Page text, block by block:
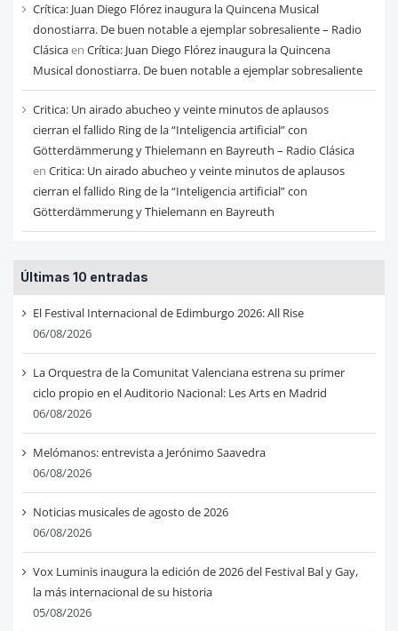
Crítica: Juan Diego Flórez inaugura la Quincena Musical
donostiarra. De buen notable a ejemplar sobresaliente – Radio
Clásicaen Crítica: Juan Diego Flórez inaugura la Quincena
Musical donostiarra. De buen notable a ejemplar sobresaliente
Critica: Un airado abucheo y veinte minutos de aplausos
cierran el fallido Ring de la “Inteligencia artificial” con
Götterdämmerung y Thielemann en Bayreuth – Radio Clásica
en Critica: Un airado abucheo y veinte minutos de aplausos
cierran el fallido Ring de la “Inteligencia artificial” con
Götterdämmerung y Thielemann en Bayreuth
Últimas 10 entradas
El Festival Internacional de Edimburgo 2026: All Rise
06/08/2026
La Orquestra de la Comunitat Valenciana estrena su primer
ciclo propio en el Auditorio Nacional: Les Arts en Madrid
06/08/2026
Melómanos: entrevista a Jerónimo Saavedra
06/08/2026
Noticias musicales de agosto de 2026
06/08/2026
Vox Luminis inaugura la edición de 2026 del Festival Bal y Gay,
la más internacional de su historia
05/08/2026